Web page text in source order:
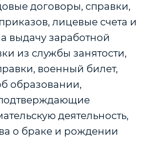
договоры, справки,
лицевые счета и
выдачу заработной
из службы занятости,
военный билет,
образовании,
деятельность,
о браке и рождении